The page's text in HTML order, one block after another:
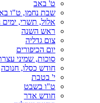
ט' באב
שבת נחמו, ט"ו
אלול, תשרי, ימים
ראש השנה
צום גדליה
יום הכיפורים
סוכות, שמיני
חודש כסלו, חנוכה
י' בטבת
ט"ו בשבט
חודש אדר